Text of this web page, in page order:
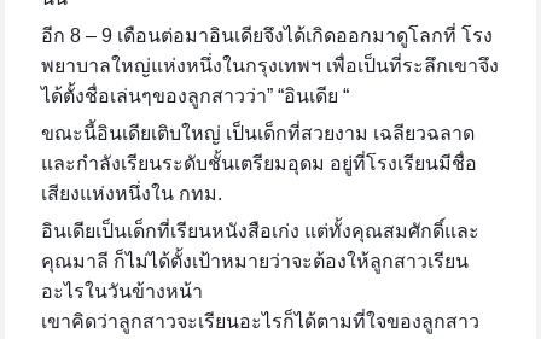
อีก8 – 9 เดือนต่อมาอินเดียจึงได้เกิดออกมาดูโลกที่ โรง
พยาบาลใหญ่แห่งหนึ่งในกรุงเทพฯ เพื่อเป็นที่ระลึกเขาจึง
ได้ตั้งชื่อเล่นๆของลูกสาวว่า” “อินเดีย “
ขณะนี้อินเดียเติบใหญ่ เป็นเด็กที่สวยงาม เฉลียวฉลาด
และกำลังเรียนระดับชั้นเตรียมอุดม อยู่ที่โรงเรียนมีชื่อ
เสียงแห่งหนึ่งใน กทม.
อินเดียเป็นเด็กที่เรียนหนังสือเก่ง แต่ทั้งคุณสมศักดิ์และ
คุณมาลี ก็ไม่ได้ตั้งเป้าหมายว่าจะต้องให้ลูกสาวเรียน
อะไรในวันข้างหน้า
เขาคิดว่าลูกสาวจะเรียนอะไรก็ได้ตามที่ใจของลูกสาว